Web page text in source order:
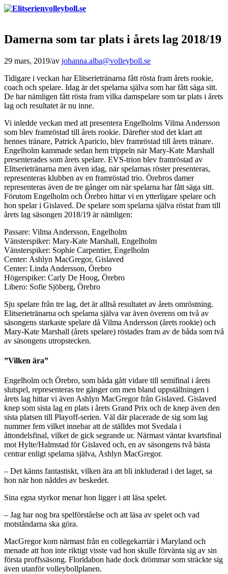
Damerna som tar plats i årets lag 2018/19
29 mars, 2019/av johanna.alba@volleyboll.se
Tidigare i veckan har Elitserietränarna fått rösta fram årets rookie,
coach och spelare. Idag är det spelarna själva som har fått säga sitt.
De har nämligen fått rösta fram vilka damspelare som tar plats i årets
lag och resultatet är nu inne.
Vi inledde veckan med att presentera Engelholms Vilma Andersson
som blev framröstad till årets rookie. Därefter stod det klart att
hennes tränare, Patrick Aparicio, blev framröstad till årets tränare.
Engelholm kammade sedan hem trippeln när Mary-Kate Marshall
presenterades som årets spelare. EVS-trion blev framröstad av
Elitserietränarna men även idag, när spelarnas röster presenteras,
representeras klubben av en framröstad trio. Örebros damer
representeras även de tre gånger om när spelarna har fått säga sitt.
Förutom Engelholm och Örebro hittar vi en ytterligare spelare och
hon spelar i Gislaved. De spelare som spelarna själva röstat fram till
årets lag säsongen 2018/19 är nämligen:
Passare: Vilma Andersson, Engelholm
Vänsterspiker: Mary-Kate Marshall, Engelholm
Vänsterspiker: Sophie Carpentier, Engelholm
Center: Ashlyn MacGregor, Gislaved
Center: Linda Andersson, Örebro
Högerspiker: Carly De Hoog, Örebro
Libero: Sofie Sjöberg, Örebro
Sju spelare från tre lag, det är alltså resultatet av årets omröstning.
Elitserietränarna och spelarna själva var även överens om två av
säsongens starkaste spelare då Vilma Andersson (årets rookie) och
Mary-Kate Marshall (årets spelare) röstades fram av de båda som två
av säsongens utropstecken.
”Vilken ära”
Engelholm och Örebro, som båda gått vidare till semifinal i årets
slutspel, representeras tre gånger om men bland uppställningen i
årets lag hittar vi även Ashlyn MacGregor från Gislaved. Gislaved
knep som sista lag en plats i årets Grand Prix och de knep även den
sista platsen till Playoff-serien. Väl där placerade de sig som lag
nummer fem vilket innebar att de ställdes mot Svedala i
åttondelsfinal, vilket de gick segrande ur. Närmast väntar kvartsfinal
mot Hylte/Halmstad för Gislaved och, en av säsongens två bästa
centrar enligt spelarna själva, Ashlyn MacGregor.
– Det känns fantastiskt, vilken ära att bli inkluderad i det laget, sa
hon när hon nåddes av beskedet.
Sina egna styrkor menar hon ligger i att läsa spelet.
– Jag har nog bra spelförståelse och att läsa av spelet och vad
motståndarna ska göra.
MacGregor kom närmast från en collegekarriär i Maryland och
menade att hon inte riktigt visste vad hon skulle förvänta sig av sin
första proffssäsong. Floridabon hade dock drömmar som sträckte sig
även utanför volleybollplanen.